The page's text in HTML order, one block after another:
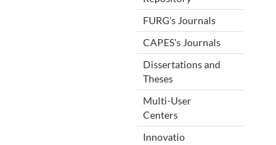
FURG's Journals
CAPES's Journals
Dissertations and
Theses
Multi-User
Centers
Innovatio